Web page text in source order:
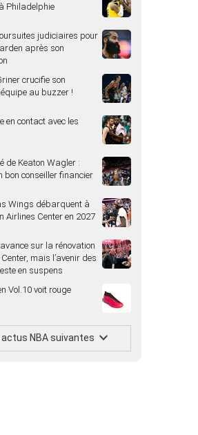
Philadelphie
judiciaires pour
après son
crucifie son
au buzzer !
en contact avec les
de Keaton Wagler :
bon conseiller financier
Wings débarquent à
Airlines Center en 2027
sur la rénovation
mais l’avenir des
en suspens
Vol.10 voit rouge
NBA suivantes